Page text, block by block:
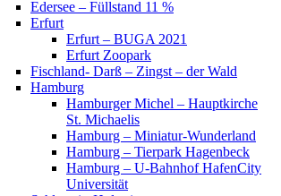
Edersee – Füllstand 11 %
Erfurt
Erfurt – BUGA 2021
Erfurt Zoopark
Fischland- Darß – Zingst – der Wald
Hamburg
Hamburger Michel – Hauptkirche
St. Michaelis
Hamburg – Miniatur-Wunderland
Hamburg – Tierpark Hagenbeck
Hamburg – U-Bahnhof HafenCity
Universität